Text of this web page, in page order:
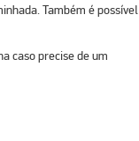
Também é possível
caso precise de um